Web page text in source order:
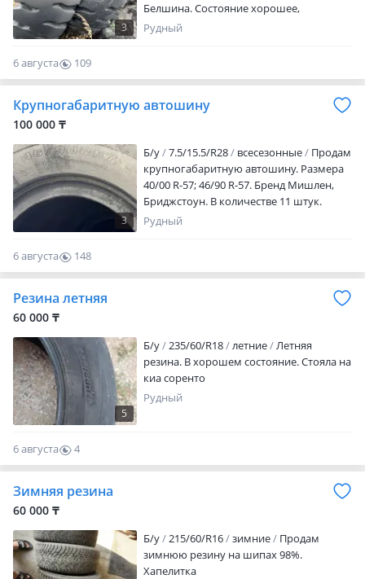
3
Белшина. Состояние хорошее,
пригодны к дальнейшей эксплуатации.
Рудный
6 августа
109
0
Крупногабаритную автошину
100 000 ₸
3
Б/у 7.5/15.5/R28 всесезонные
Продам
крупногабаритную автошину. Размера
40/00 R-57; 46/90 R-57. Бренд Мишлен,
Бриджстоун. В количестве 11 штук.
Состояние хорошее, пригодны к
395675080
Рудный
6 августа
148
0
Резина летняя
60 000 ₸
5
Б/у 235/60/R18 летние
Летняя
резина. В хорошем состояние. Стояла на
киа соренто
Рудный
6 августа
4
0
Зимняя резина
60 000 ₸
Б/у 215/60/R16 зимние
Продам
зимнюю резину на шипах 98%.
Хапелитка